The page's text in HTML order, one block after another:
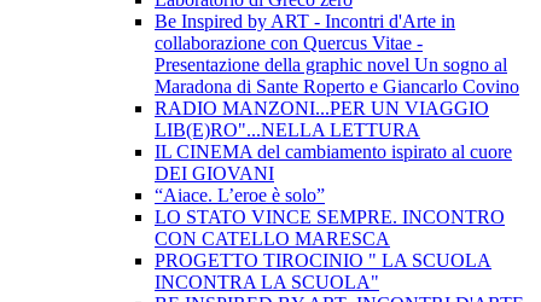
Be Inspired by ART - Incontri d'Arte in
collaborazione con Quercus Vitae -
Presentazione della graphic novel Un sogno al
Maradona di Sante Roperto e Giancarlo Covino
RADIO MANZONI...PER UN VIAGGIO
LIB(E)RO"...NELLA LETTURA
IL CINEMA del cambiamento ispirato al cuore
DEI GIOVANI
“Aiace. L’eroe è solo”
LO STATO VINCE SEMPRE. INCONTRO
CON CATELLO MARESCA
PROGETTO TIROCINIO " LA SCUOLA
INCONTRA LA SCUOLA"